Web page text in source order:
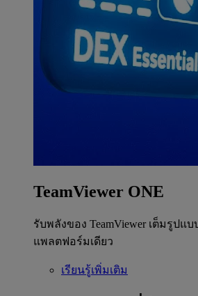
TeamViewer ONE
รับพลังของ TeamViewer เต็มรูปแ
แพลตฟอร์มเดียว
เรียนรู้เพิ่มเติม